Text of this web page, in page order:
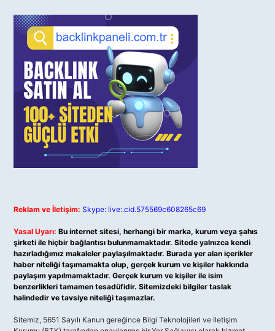
Reklam ve İletişim: Skype: live:.cid.575569c608265c69
Yasal Uyarı: Bu internet sitesi, herhangi bir marka, kurum veya şahıs
şirketi ile hiçbir bağlantısı bulunmamaktadır. Sitede yalnızca kendi
hazırladığımız makaleler paylaşılmaktadır. Burada yer alan içerikler
haber niteliği taşımamakta olup, gerçek kurum ve kişiler hakkında
paylaşım yapılmamaktadır. Gerçek kurum ve kişiler ile isim
benzerlikleri tamamen tesadüfidir. Sitemizdeki bilgiler taslak
halindedir ve tavsiye niteliği taşımazlar.
Sitemiz, 5651 Sayılı Kanun gereğince Bilgi Teknolojileri ve İletişim